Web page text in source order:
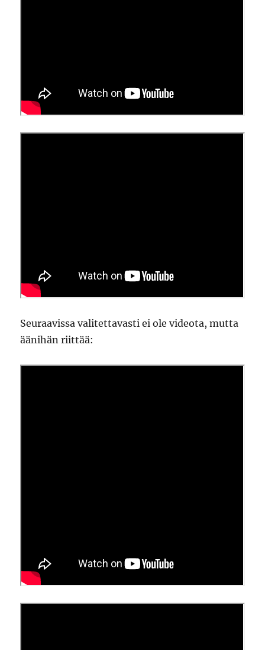
Seuraavissa valitettavasti ei ole videota, mutta
äänihän riittää: